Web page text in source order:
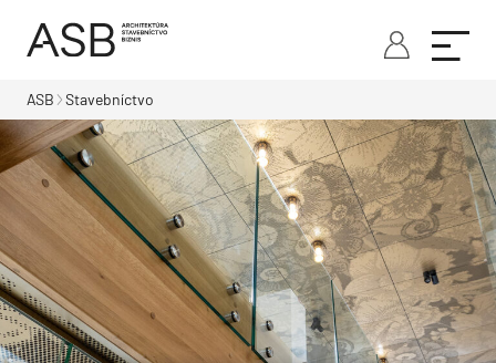
ASB Stavebníctvo